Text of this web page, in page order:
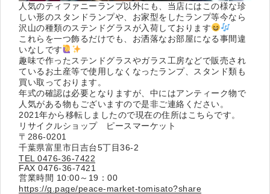
人気のティファニーランプ以外にも、当店にはこの様な珍
しい形のスタンドランプや、お家型をしたランプ等今なら
沢山の種類のステンドグラスが入荷しております
これらを一つ飾るだけでも、お洒落なお部屋になる事間違
いなしです
趣味で作ったステンドグラスやガラス工房などで販売され
ているお土産等で使用しなくなったランプ、スタンド類も
買い取っております。
年式の確認は必要となりますが、中にはアンティーク物で
人気がある物もございますので是非ご連絡ください。
2021年から移転しましたので現在の住所はこちらです。
リサイクルショップ ピースマーケット
〒286-0201
千葉県富里市日吉台5丁目36-2
TEL 0476-36-7422
FAX 0476-36-7421
営業時間 10:00～19：00
https://g.page/peace-market-tomisato?share